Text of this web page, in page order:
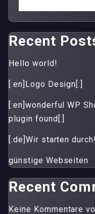
Recent
Hello world!
[:en]Logo Design[:]
[:en]wonderful WP
plugin found[:]
[:de]Wir starten
günstige Webseiten
Recent
Keine Kommentare